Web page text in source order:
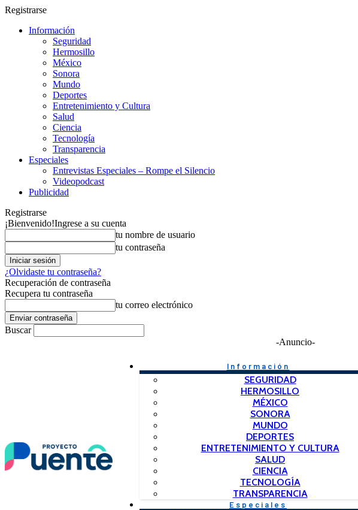
Registrarse
Información
Seguridad
Hermosillo
México
Sonora
Mundo
Deportes
Entretenimiento y Cultura
Salud
Ciencia
Tecnología
Transparencia
Especiales
Entrevistas Especiales – Rompe el Silencio
Videopodcast
Publicidad
Registrarse
¡Bienvenido!Ingrese a su cuenta
tu nombre de usuario
tu contraseña
¿Olvidaste tu contraseña?
Recuperación de contraseña
Recupera tu contraseña
tu correo electrónico
Buscar
-Anuncio-
Información
SEGURIDAD
HERMOSILLO
MÉXICO
SONORA
MUNDO
DEPORTES
ENTRETENIMIENTO Y CULTURA
SALUD
CIENCIA
TECNOLOGÍA
TRANSPARENCIA
Especiales